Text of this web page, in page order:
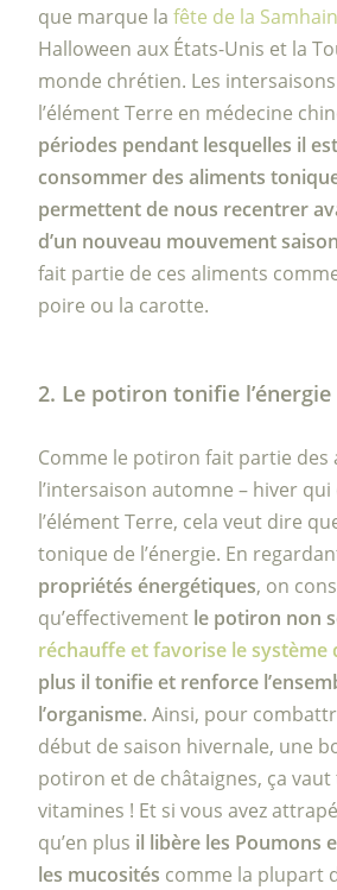
que marque lafête de la Samhain
Halloween aux États-Unis et la
monde chrétien. Les
l’élément Terre en médecine
périodes pendant lesquelles il
consommer des aliments
permettent de nous recentrer
d’un nouveau mouvement
fait partie de ces aliments
poire ou la carotte.
2. Le potiron tonifie l’énergie
Comme le potiron fait partie des
l’intersaison automne – hiver
l’élément Terre, cela veut dire
tonique de l’énergie. En
propriétés énergétiques, on
qu’effectivement le potiron non
réchauffe et favorise le système
plus il tonifie et renforce
l’organisme. Ainsi, pour
début de saison hivernale, une
potiron et de châtaignes, ça vaut
vitamines ! Et si vous avez
qu’en plus il libère les Poumons
les mucosités comme la plupart